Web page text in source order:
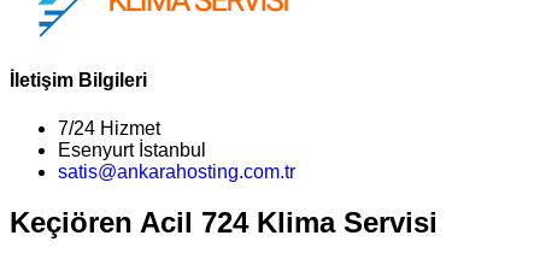
İletişim Bilgileri
7/24 Hizmet
Esenyurt İstanbul
satis@ankarahosting.com.tr
Keçiören Acil 724 Klima Servisi